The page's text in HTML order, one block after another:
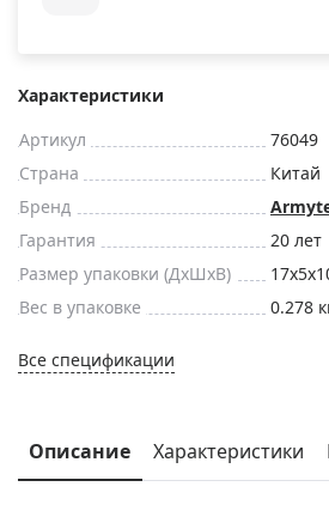
Характеристики
Артикул
76049
Страна
Китай
Бренд
Гарантия
20 лет
Размер упаковки (ДxШxВ)
Вес в упаковке
0.278
Все спецификации
Описание Характеристики